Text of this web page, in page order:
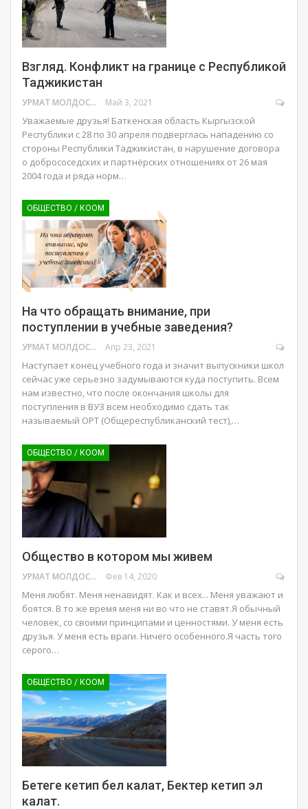
Взгляд. Конфликт на границе с Республикой
Таджикистан
УРМАТ МОЛДОСАНОВ Май 3, 2021
Уважаемые друзья! Баткенская область Кыргызской
Республики с 28 по 30 апреля подверглась нападению со
стороны Республики Таджикистан, в нарушение договора
о добрососедских и партнёрских отношениях от 26 мая
2004 года и ряда норм…
ОБЩЕСТВО / КООМ
На что обращать внимание, при
поступлении в учебные заведения?
УРМАТ МОЛДОСАНОВ Апр 23, 2021
Наступает конец учебного года и значит выпускники школ
сейчас уже серьезно задумываются куда поступить. Всем
нам известно, что после окончания школы для
поступления в ВУЗ всем необходимо сдать так
называемый ОРТ (Общереспубликанский тест),…
ОБЩЕСТВО / КООМ
Общество в котором мы живем
УРМАТ МОЛДОСАНОВ Фев 14, 2020
Меня любят. Меня ненавидят. Как и всех... Меня уважают и
боятся. В то же время меня ни во что не ставят.Я обычный
человек, со своими принципами и ценностями. У меня есть
друзья. У меня есть враги. Ничего особенного.Я часть того
серого…
ОБЩЕСТВО / КООМ
Бетеге кетип бел калат, Бектер кетип эл
калат.